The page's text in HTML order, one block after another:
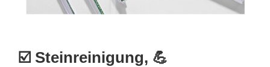
☑️ Steinreinigung, 💪